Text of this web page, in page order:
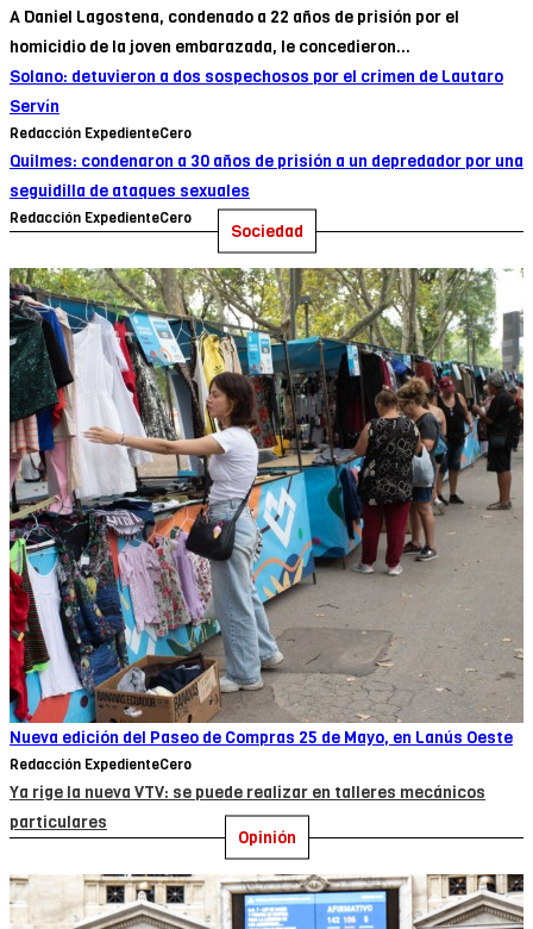
A Daniel Lagostena, condenado a 22 años de prisión por el
homicidio de la joven embarazada, le concedieron...
Solano: detuvieron a dos sospechosos por el crimen de Lautaro
Servín
Redacción ExpedienteCero
Quilmes: condenaron a 30 años de prisión a un depredador por una
seguidilla de ataques sexuales
Redacción ExpedienteCero
Sociedad
Nueva edición del Paseo de Compras 25 de Mayo, en Lanús Oeste
Redacción ExpedienteCero
Ya rige la nueva VTV: se puede realizar en talleres mecánicos
particulares
Opinión